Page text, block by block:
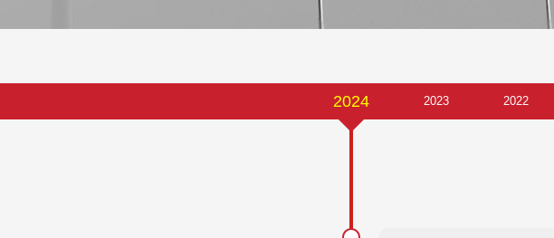
2024 2023 2022